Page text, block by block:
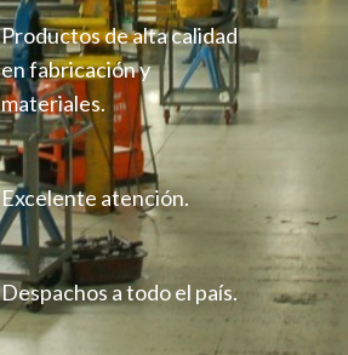
Productos de alta calidad
en fabricación y
materiales.
Excelente atención.
Despachos a todo el país.